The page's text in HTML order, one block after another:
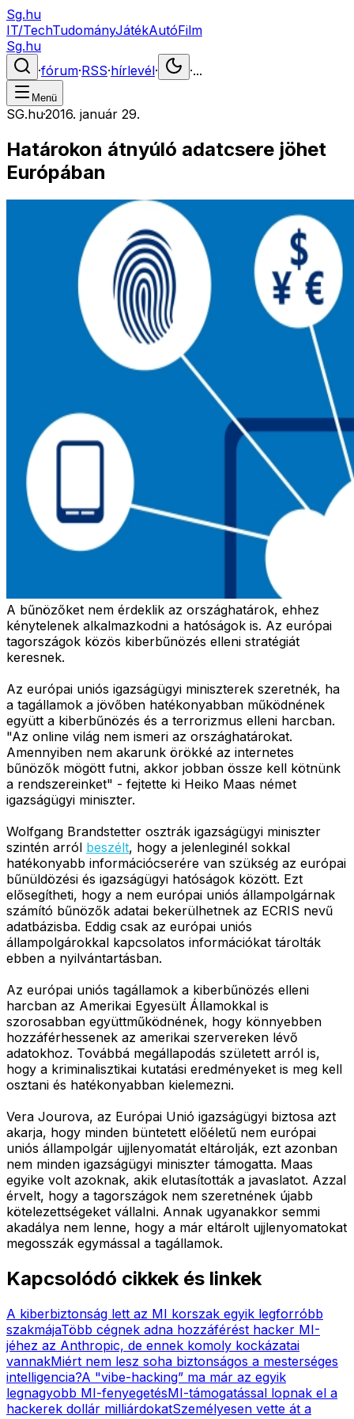
Sg.hu
IT/TechTudományJátékAutóFilm
Sg.hu
·fórum·RSS·hírlevél· ·...
Menü
SG.hu·2016. január 29.
Határokon átnyúló adatcsere jöhet
Európában
A bűnözőket nem érdeklik az országhatárok, ehhez
kénytelenek alkalmazkodni a hatóságok is. Az európai
tagországok közös kiberbűnözés elleni stratégiát
keresnek.
Az európai uniós igazságügyi miniszterek szeretnék, ha
a tagállamok a jövőben hatékonyabban működnének
együtt a kiberbűnözés és a terrorizmus elleni harcban.
"Az online világ nem ismeri az országhatárokat.
Amennyiben nem akarunk örökké az internetes
bűnözők mögött futni, akkor jobban össze kell kötnünk
a rendszereinket" - fejtette ki Heiko Maas német
igazságügyi miniszter.
Wolfgang Brandstetter osztrák igazságügyi miniszter
szintén arról beszélt, hogy a jelenleginél sokkal
hatékonyabb információcserére van szükség az európai
bűnüldözési és igazságügyi hatóságok között. Ezt
elősegítheti, hogy a nem európai uniós állampolgárnak
számító bűnözők adatai bekerülhetnek az ECRIS nevű
adatbázisba. Eddig csak az európai uniós
állampolgárokkal kapcsolatos információkat tárolták
ebben a nyilvántartásban.
Az európai uniós tagállamok a kiberbűnözés elleni
harcban az Amerikai Egyesült Államokkal is
szorosabban együttműködnének, hogy könnyebben
hozzáférhessenek az amerikai szervereken lévő
adatokhoz. Továbbá megállapodás született arról is,
hogy a kriminalisztikai kutatási eredményeket is meg kell
osztani és hatékonyabban kielemezni.
Vera Jourova, az Európai Unió igazságügyi biztosa azt
akarja, hogy minden büntetett előéletű nem európai
uniós állampolgár ujjlenyomatát eltárolják, ezt azonban
nem minden igazságügyi miniszter támogatta. Maas
egyike volt azoknak, akik elutasították a javaslatot. Azzal
érvelt, hogy a tagországok nem szeretnének újabb
kötelezettségeket vállalni. Annak ugyanakkor semmi
akadálya nem lenne, hogy a már eltárolt ujjlenyomatokat
megosszák egymással a tagállamok.
Kapcsolódó cikkek és linkek
A kiberbiztonság lett az MI korszak egyik legforróbb
szakmájaTöbb cégnek adna hozzáférést hacker MI-
jéhez az Anthropic, de ennek komoly kockázatai
vannakMiért nem lesz soha biztonságos a mesterséges
intelligencia?A "vibe-hacking” ma már az egyik
legnagyobb MI-fenyegetésMI-támogatással lopnak el a
hackerek dollár milliárdokatSzemélyesen vette át a